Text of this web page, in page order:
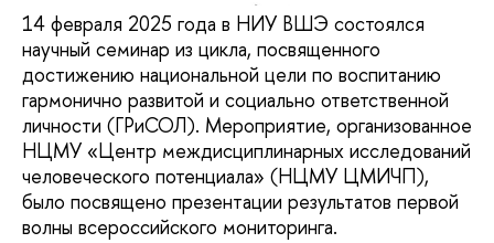
14 февраля 2025 года в НИУ ВШЭ состоялся
научный семинар из цикла, посвященного
достижению национальной цели по воспитанию
гармонично развитой и социально ответственной
личности (ГРиСОЛ). Мероприятие, организованное
НЦМУ «Центр междисциплинарных исследований
человеческого потенциала» (НЦМУ ЦМИЧП),
было посвящено презентации результатов первой
волны всероссийского мониторинга.